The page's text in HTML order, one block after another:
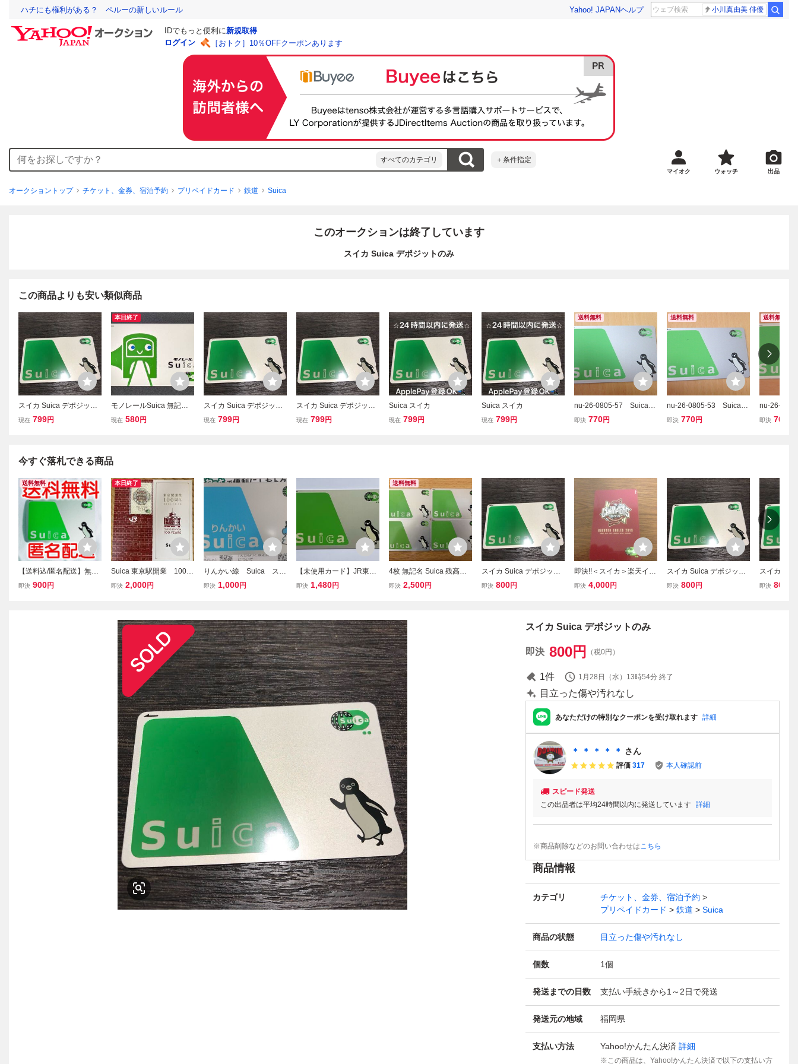
ハチにも権利がある？ ペルーの新しいルール Yahoo! JAPANヘルプ 小川真由美 俳優
IDでもっと便利に新規取得
ログイン
［おトク］10％OFFクーポンあります
すべてのカテゴリ ＋条件指定
マイオク ウォッチ 出品
オークショントップ チケット、金券、宿泊予約 プリペイドカード 鉄道 Suica
このオークションは終了しています
スイカ Suica デポジットのみ
この商品よりも安い類似商品
スイカ Suica デポジット
のみ
現在 799円
本日終了
モノレールSuica 無記名
残高なし 【キズあり】 出
現在 580円
スイカ Suica デポジット
のみ
現在 799円
スイカ Suica デポジット
のみ
現在 799円
Suica スイカ
現在 799円
Suica スイカ
現在 799円
送料無料
nu-26-0805-57 Suica
スイカ 無記名 残額0
即決 770円
送料無料
nu-26-0805-53 Suica
スイカ 無記名 残額0
即決 770円
送料無料
nu-26-
スイカ
即決 700
今すぐ落札できる商品
送料無料
【送料込/匿名配送】無記
名Suica/スイカ デポジ
即決 900円
本日終了
Suica 東京駅開業 100周
年 記念スイカ 未使用
即決 2,000円
りんかい線 Suica スイ
カ デポジットのみ 東
即決 1,000円
【未使用カード】JR東日
本 suica スイカ 未使用カ
り 3097
即決 1,480円
送料無料
4枚 無記名 Suica 残高な
し デポジットのみ スイカ
即決 2,500円
スイカ Suica デポジット
のみ
即決 800円
即決!!＜スイカ＞楽天イー
グルス初優勝記念Suica★
即決 4,000円
スイカ Suica デポジット
のみ
即決 800円
スイカ
のみ
即決 800
スイカ Suica デポジットのみ
即決 800円 （税0円）
1件 1月28日（水）13時54分 終了
目立った傷や汚れなし
あなただけの特別なクーポンを受け取れます 詳細
＊ ＊ ＊ ＊ ＊ さん
評価 317 本人確認前
スピード発送
この出品者は平均24時間以内に発送しています 詳細
※商品削除などのお問い合わせはこちら
商品情報
カテゴリ
チケット、金券、宿泊予約
プリペイドカード
鉄道 Suica
商品の状態 目立った傷や汚れなし
個数 1個
発送までの日数 支払い手続きから1～2日で発送
発送元の地域 福岡県
支払い方法 Yahoo!かんたん決済 詳細
この商品は、Yahoo!かんたん決済で以下の支払い方